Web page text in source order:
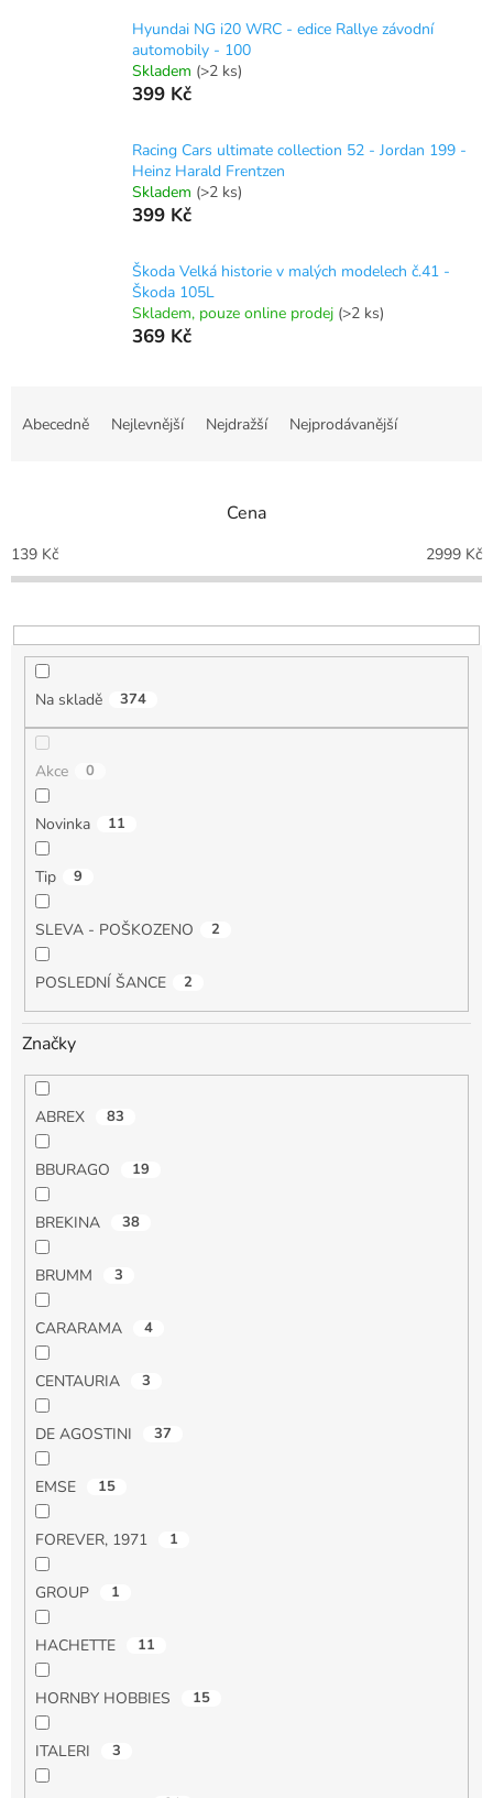
Hyundai NG i20 WRC - edice Rallye závodní
automobily - 100
Skladem (>2 ks)
399 Kč
Racing Cars ultimate collection 52 - Jordan 199 -
Heinz Harald Frentzen
Skladem (>2 ks)
399 Kč
Škoda Velká historie v malých modelech č.41 -
Škoda 105L
Skladem, pouze online prodej (>2 ks)
369 Kč
p
r
o
u
Abecedně Nejlevnější Nejdražší Nejprodávanější
Cena
139 Kč 2999 Kč
Na skladě 374
Akce 0
Novinka 11
Tip 9
SLEVA - POŠKOZENO 2
POSLEDNÍ ŠANCE 2
Značky
ABREX 83
BBURAGO 19
BREKINA 38
BRUMM 3
CARARAMA 4
CENTAURIA 3
DE AGOSTINI 37
EMSE 15
FOREVER, 1971 1
GROUP 1
HACHETTE 11
HORNBY HOBBIES 15
ITALERI 3